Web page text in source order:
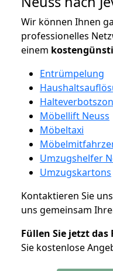
Wir können Ihnen
professionelles
einem
Entrümpelung
Möbellift Neuss
Möbeltaxi
Umzugshelfer
Umzugskartons
Kontaktieren Sie
uns gemeinsam
Füllen Sie jetzt
Sie kostenlose